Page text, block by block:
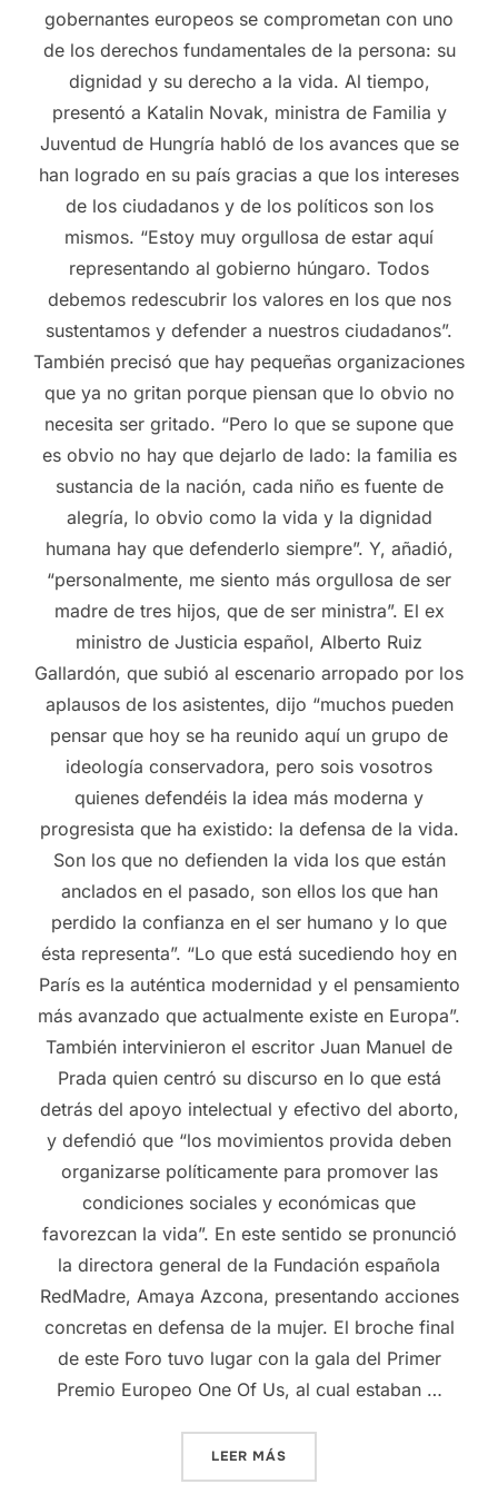
gobernantes europeos se comprometan con uno
de los derechos fundamentales de la persona: su
dignidad y su derecho a la vida. Al tiempo,
presentó a Katalin Novak, ministra de Familia y
Juventud de Hungría habló de los avances que se
han logrado en su país gracias a que los intereses
de los ciudadanos y de los políticos son los
mismos. “Estoy muy orgullosa de estar aquí
representando al gobierno húngaro. Todos
debemos redescubrir los valores en los que nos
sustentamos y defender a nuestros ciudadanos”.
También precisó que hay pequeñas organizaciones
que ya no gritan porque piensan que lo obvio no
necesita ser gritado. “Pero lo que se supone que
es obvio no hay que dejarlo de lado: la familia es
sustancia de la nación, cada niño es fuente de
alegría, lo obvio como la vida y la dignidad
humana hay que defenderlo siempre”. Y, añadió,
“personalmente, me siento más orgullosa de ser
madre de tres hijos, que de ser ministra”. El ex
ministro de Justicia español, Alberto Ruiz
Gallardón, que subió al escenario arropado por los
aplausos de los asistentes, dijo “muchos pueden
pensar que hoy se ha reunido aquí un grupo de
ideología conservadora, pero sois vosotros
quienes defendéis la idea más moderna y
progresista que ha existido: la defensa de la vida.
Son los que no defienden la vida los que están
anclados en el pasado, son ellos los que han
perdido la confianza en el ser humano y lo que
ésta representa”. “Lo que está sucediendo hoy en
París es la auténtica modernidad y el pensamiento
más avanzado que actualmente existe en Europa”.
También intervinieron el escritor Juan Manuel de
Prada quien centró su discurso en lo que está
detrás del apoyo intelectual y efectivo del aborto,
y defendió que “los movimientos provida deben
organizarse políticamente para promover las
condiciones sociales y económicas que
favorezcan la vida”. En este sentido se pronunció
la directora general de la Fundación española
RedMadre, Amaya Azcona, presentando acciones
concretas en defensa de la mujer. El broche final
de este Foro tuvo lugar con la gala del Primer
Premio Europeo One Of Us, al cual estaban …
LEER MÁS